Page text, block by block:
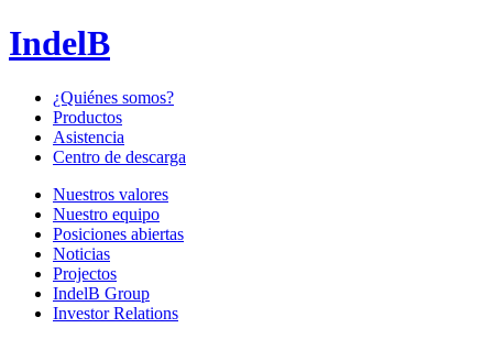
IndelB
¿Quiénes somos?
Productos
Asistencia
Centro de descarga
Nuestros valores
Nuestro equipo
Posiciones abiertas
Noticias
Projectos
IndelB Group
Investor Relations